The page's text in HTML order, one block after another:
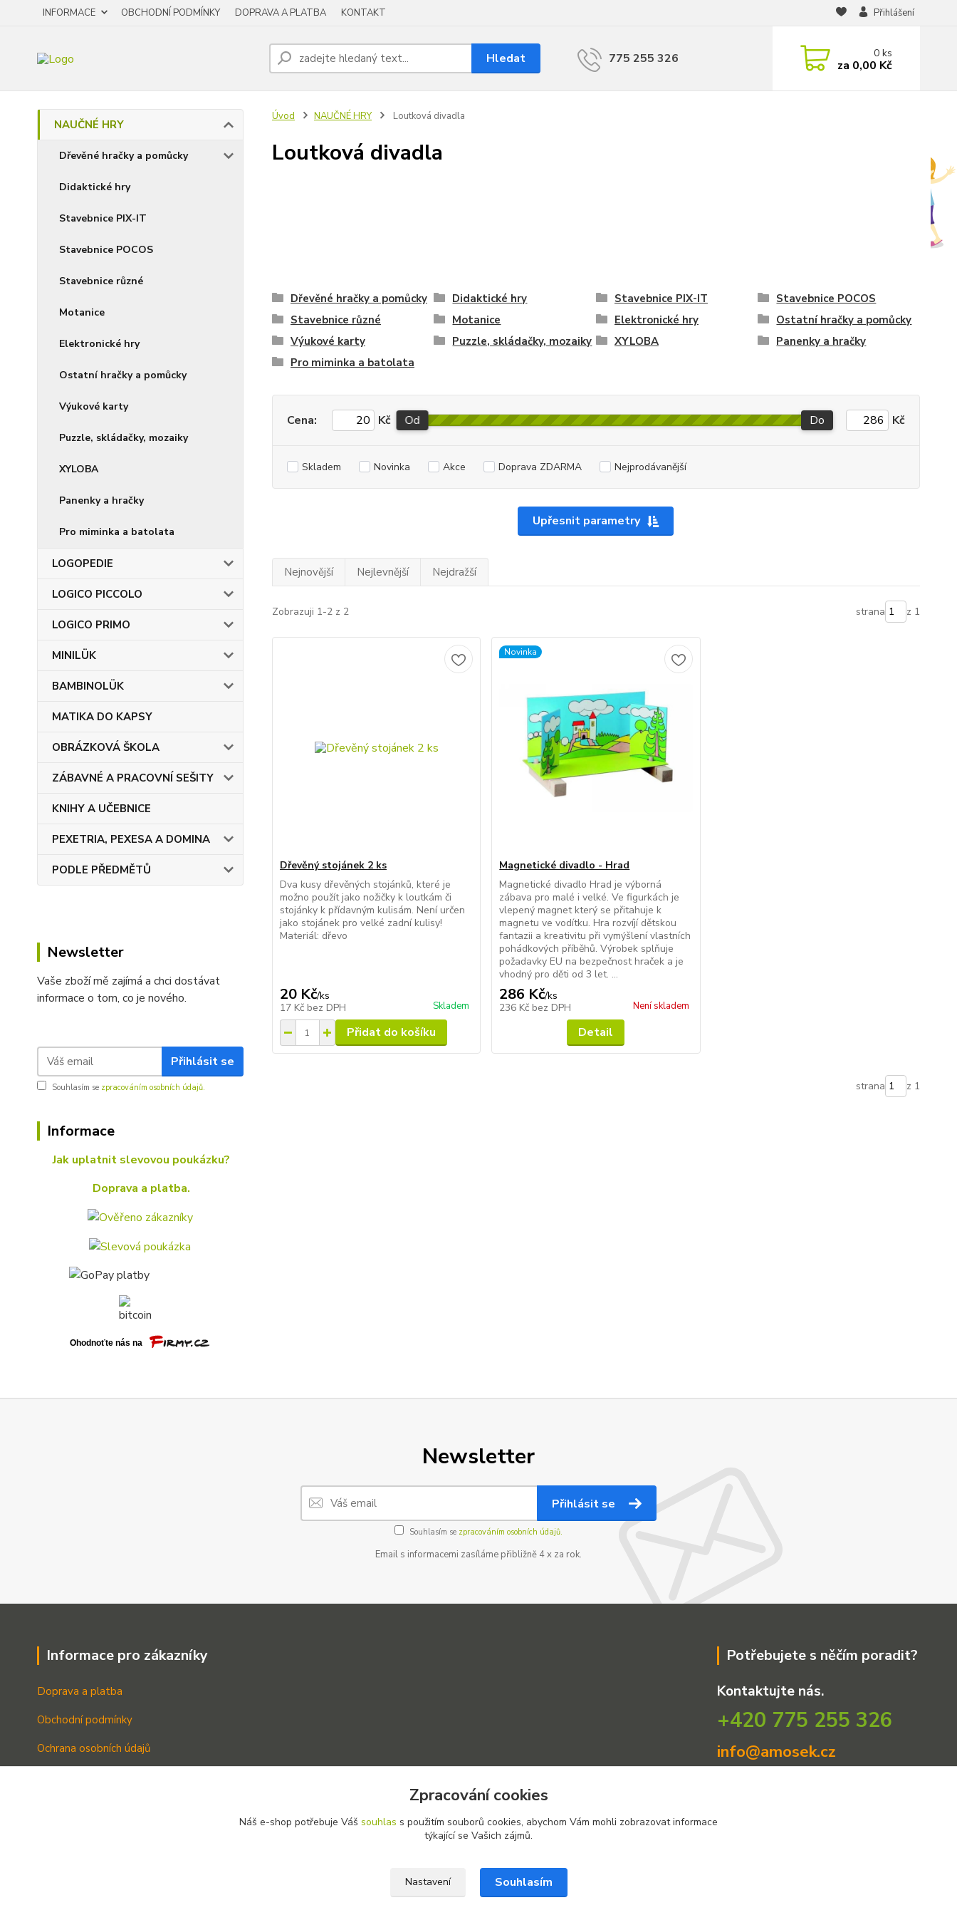
INFORMACE OBCHODNÍ PODMÍNKY DOPRAVA A PLATBA KONTAKT Přihlášení
Hledat 775 255 326 0ks
za 0,00 Kč
NAUČNÉ HRY
Dřevěné hračky a pomůcky
Didaktické hry
Stavebnice PIX-IT
Stavebnice POCOS
Stavebnice různé
Motanice
Elektronické hry
Ostatní hračky a pomůcky
Výukové karty
Puzzle, skládačky, mozaiky
XYLOBA
Panenky a hračky
Pro miminka a batolata
LOGOPEDIE
LOGICO PICCOLO
LOGICO PRIMO
MINILÜK
BAMBINOLÜK
MATIKA DO KAPSY
OBRÁZKOVÁ ŠKOLA
ZÁBAVNÉ A PRACOVNÍ SEŠITY
KNIHY A UČEBNICE
PEXETRIA, PEXESA A DOMINA
PODLE PŘEDMĚTŮ
Newsletter
Vaše zboží mě zajímá a chci dostávat
informace o tom, co je nového.
Přihlásit se
Souhlasím se zpracováním osobních údajů.
Informace
Jak uplatnit slevovou poukázku?
Doprava a platba.
Úvod NAUČNÉ HRY Loutková divadla
Loutková divadla
Dřevěné hračky a pomůcky Didaktické hry Stavebnice PIX-IT
Stavebnice POCOS
Stavebnice různé
Motanice Elektronické hry
Ostatní hračky a pomůcky
Výukové karty
Puzzle, skládačky, mozaiky XYLOBA
Panenky a hračky
Pro miminka a batolata
Upřesnit parametry
Cena: Kč Od Do Kč
Skladem Novinka Akce Doprava ZDARMA Nejprodávanější
Nejnovější Nejlevnější Nejdražší
Zobrazuji 1-2 z 2 strana z 1
Dřevěný stojánek 2 ks
Dva kusy dřevěných stojánků, které je
možno použít jako nožičky k loutkám či
stojánky k přídavným kulisám. Není určen
jako stojánek pro velké zadní kulisy!
Materiál: dřevo
20 Kč/ks
17 Kč bez DPH Skladem
Přidat do košíku
Novinka
Magnetické divadlo - Hrad
Magnetické divadlo Hrad je výborná
zábava pro malé i velké. Ve figurkách je
vlepený magnet který se přitahuje k
magnetu ve vodítku. Hra rozvíjí dětskou
fantazii a kreativitu při vymýšlení vlastních
pohádkových příběhů. Výrobek splňuje
požadavky EU na bezpečnost hraček a je
vhodný pro děti od 3 let. ...
286 Kč/ks
236 Kč bez DPH Není skladem
Detail
strana z 1
Newsletter
Přihlásit se
Souhlasím se zpracováním osobních údajů.
Email s informacemi zasíláme přibližně 4 x za rok.
Informace pro zákazníky
Doprava a platba
Obchodní podmínky
Ochrana osobních údajů
Potřebujete s něčím poradit?
Kontaktujte nás.
+420 775 255 326
info@amosek.cz
Zpracování cookies
Náš e-shop potřebuje Váš souhlas s použitím souborů cookies, abychom Vám mohli zobrazovat informace
týkající se Vašich zájmů.
Nastavení Souhlasím